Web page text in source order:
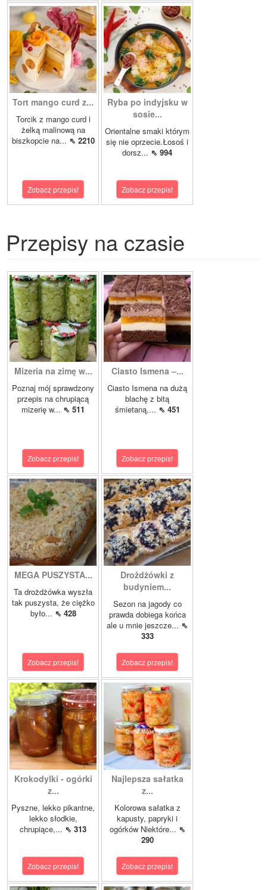
Tort mango curd z...
Torcik z mango curd i
żelką malinową na
biszkopcie na... ⇖ 2210
Zobacz przepis!
Ryba po indyjsku w
sosie...
Orientalne smaki którym
się nie oprzecie.Łosoś i
dorsz... ⇖ 994
Zobacz przepis!
Przepisy na czasie
Mizeria na zimę w...
Poznaj mój sprawdzony
przepis na chrupiącą
mizerię w... ⇖ 511
Zobacz przepis!
Ciasto Ismena –...
Ciasto Ismena na dużą
blachę z bitą
śmietaną,... ⇖ 451
Zobacz przepis!
MEGA PUSZYSTA...
Ta drożdżówka wyszła
tak puszysta, że ciężko
było... ⇖ 428
Zobacz przepis!
Drożdżówki z
budyniem...
Sezon na jagody co
prawda dobiega końca
ale u mnie jeszcze... ⇖
333
Zobacz przepis!
Krokodylki - ogórki
z...
Pyszne, lekko pikantne,
lekko słodkie,
chrupiące,... ⇖ 313
Zobacz przepis!
Najlepsza sałatka
z...
Kolorowa sałatka z
kapusty, papryki i
ogórków Niektóre... ⇖
290
Zobacz przepis!